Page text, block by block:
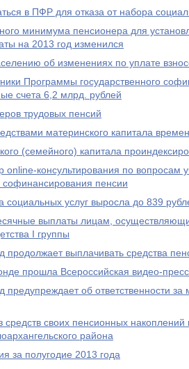
в ПФР для отказа от набора
минимума пенсионера для
на 2013 год изменился
об изменениях по уплате
Программы государственного
счета 6,2 млрд. рублей
трудовых пенсий
материнского капитала
(семейного) капитала
online-консультирования по вопросам
софинансирования пенсии
социальных услуг выросла до 839
выплаты лицам,
I группы
выплачивать средства
прошла Всероссийская видео-
об ответственности
средств своих пенсионных накоплений
района
за полугодие 2013 года